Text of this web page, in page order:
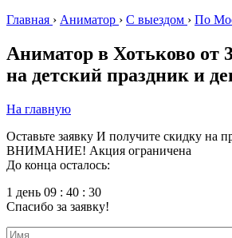
Главная › Аниматор › С выездом › По
Аниматор в Хотьково от
на детский праздник и
На главную
Оставьте заявку И получите скидку на
ВНИМАНИЕ! Акция ограничена
До конца осталось:
1 день 09 : 40 : 30
Спасибо за заявку!